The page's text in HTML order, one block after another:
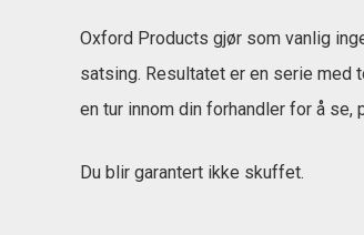
Oxford Products gjør som vanlig
satsing. Resultatet er en serie
en tur innom din forhandler for å
Du blir garantert ikke skuffet.